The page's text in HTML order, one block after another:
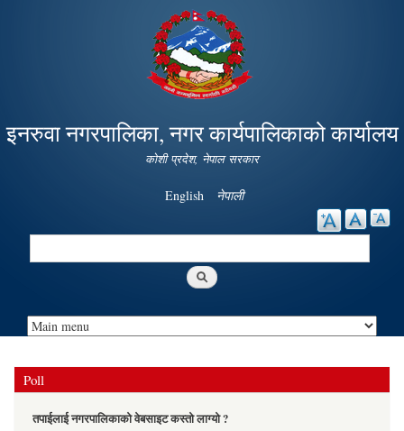
Skip to
main
content
इनरुवा नगरपालिका, नगर कार्यपालिकाको कार्यालय
कोशी प्रदेश, नेपाल सरकार
English नेपाली
Search
Poll
तपाईलाई नगरपालिकाको वेबसाइट कस्तो लाग्यो ?